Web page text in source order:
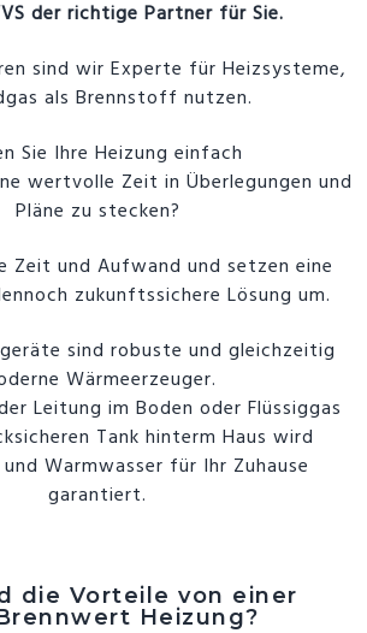
der richtige Partner für Sie.
sind wir Experte für Heizsysteme,
als Brennstoff nutzen.
Sie Ihre Heizung einfach
wertvolle Zeit in Überlegungen und
Pläne zu stecken?
Zeit und Aufwand und setzen eine
zukunftssichere Lösung um.
sind robuste und gleichzeitig
Wärmeerzeuger.
Leitung im Boden oder Flüssiggas
Tank hinterm Haus wird
Warmwasser für Ihr Zuhause
garantiert.
die Vorteile von einer
Heizung?